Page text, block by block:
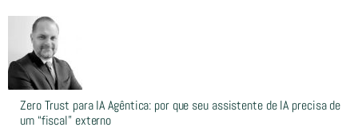
Zero Trust para IA Agêntica: por que seu assistente de IA precisa de
um “fiscal” externo